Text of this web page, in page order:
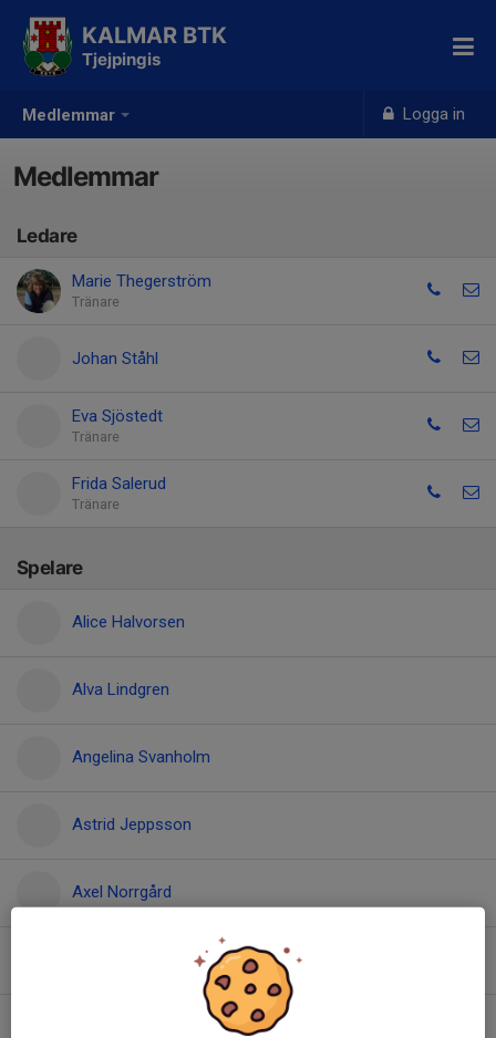
Medlemmar Logga in
KALMAR BTK
Tjejpingis
Medlemmar
Ledare
Marie Thegerström
Tränare
Johan Ståhl
Eva Sjöstedt
Tränare
Frida Salerud
Tränare
Spelare
Alice Halvorsen
Alva Lindgren
Angelina Svanholm
Astrid Jeppsson
Axel Norrgård